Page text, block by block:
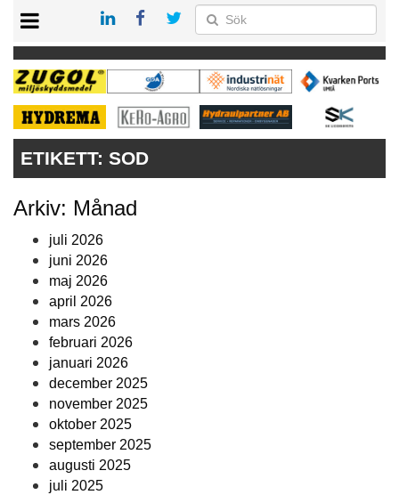
KONTAKT
VÅRA ANDRA MAGASIN
PRENUMERERA
ANNONSERA
ETIKETT: SOD
Arkiv: Månad
juli 2026
juni 2026
maj 2026
april 2026
mars 2026
februari 2026
januari 2026
december 2025
november 2025
oktober 2025
september 2025
augusti 2025
juli 2025